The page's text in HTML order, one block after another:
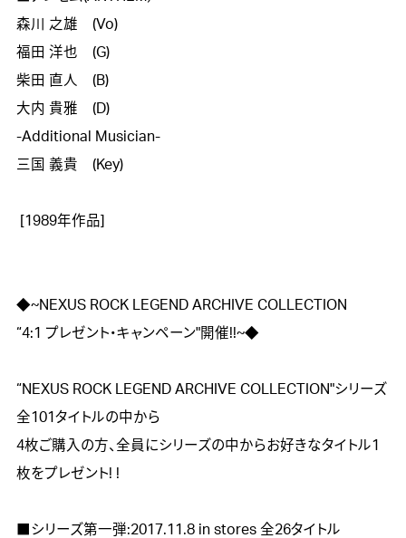
森川 之雄　(Vo)
福田 洋也　(G)
柴田 直人　(B)
大内 貴雅　(D)
-Additional Musician-
三国 義貴　(Key)
◆~NEXUS ROCK LEGEND ARCHIVE COLLECTION
“4:1 プレゼント・キャンペーン"開催!!~◆
“NEXUS ROCK LEGEND ARCHIVE COLLECTION"シリーズ
全101タイトルの中から
4枚ご購入の方、全員にシリーズの中からお好きなタイトル1
枚をプレゼント! !
■シリーズ第一弾:2017.11.8 in stores 全26タイトル